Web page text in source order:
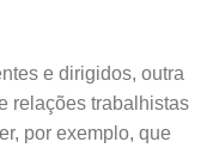
e dirigidos, outra
relações trabalhistas
por exemplo, que